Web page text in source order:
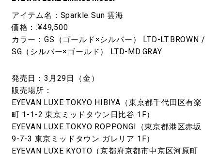
アイテム名：Sparkle Sun 雲海
価格：:¥49,500
カラー：GS（ゴールド×シルバー） LTD-LT.BROWN /
SG（シルバー×ゴールド） LTD-MD.GRAY
発売日：3月29日（金）
販売場所：
EYEVAN LUXE TOKYO HIBIYA（東京都千代田区有楽
町 1-1-2 東京ミッドタウン日比谷 1F）
EYEVAN LUXE TOKYO ROPPONGI（東京都港区赤坂
9-7-3 東京ミッドタウン ガレリア 1F）
EYEVAN LUXE KYOTO（京都府京都市中京区河原町